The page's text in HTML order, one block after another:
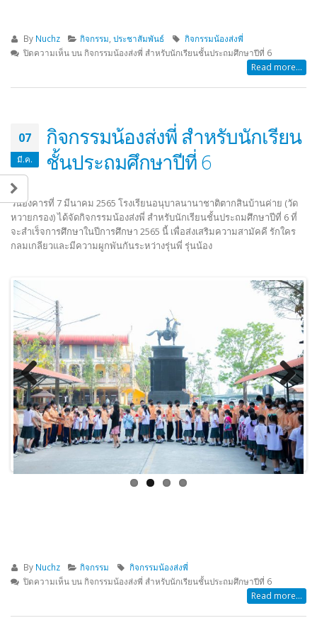
By Nuchz กิจกรรม ,ประชาสัมพันธ์
กิจกรรมน้องส่งพี่
ปิดความเห็นบน กิจกรรมน้องส่งพี่ สำหรับนักเรียนชั้นประถมศึกษาปีที่ 6
Read more...
07
มี.ค.
กิจกรรมน้องส่งพี่ สำหรับนักเรียน
ชั้นประถมศึกษาปีที่ 6
วันอังคารที่ 7 มีนาคม 2565 โรงเรียนอนุบาลนานาชาติตากสินบ้านค่าย (วัด
หวายกรอง) ได้จัดกิจกรรมน้องส่งพี่ สำหรับนักเรียนชั้นประถมศึกษาปีที่ 6 ที่
จะสำเร็จการศึกษาในปีการศึกษา 2565 นี้ เพื่อส่งเสริมความสามัคคี รักใคร
กลมเกลียวและมีความผูกพันกันระหว่างรุ่นพี่ รุ่นน้อง
Previous Next
By Nuchz กิจกรรม
กิจกรรมน้องส่งพี่
ปิดความเห็นบน กิจกรรมน้องส่งพี่ สำหรับนักเรียนชั้นประถมศึกษาปีที่ 6
Read more...